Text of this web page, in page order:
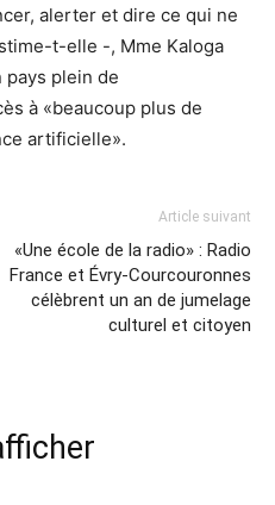
alerter et dire ce qui ne
t-elle -, Mme Kaloga
plein de
à «beaucoup plus de
artificielle».
Article suivant
«Une école de la radio» : Radio
France et Évry-Courcouronnes
célèbrent un an de jumelage
culturel et citoyen